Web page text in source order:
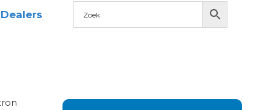
Dealers